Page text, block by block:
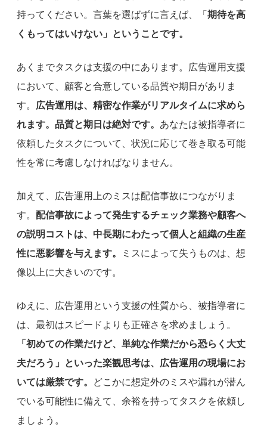
持ってください。言葉を選ばずに言えば、「 期待を高
くもってはいけない」ということです。
あくまでタスクは支援の中にあります。広告運用支援
において、顧客と合意している品質や期日がありま
す。 広告運用は、精密な作業がリアルタイムに求めら
れます。品質と期日は絶対です。 あなたは被指導者に
依頼したタスクについて、状況に応じて巻き取る可能
性を常に考慮しなければなりません。
加えて、広告運用上のミスは配信事故につながりま
す。 配信事故によって発生するチェック業務や顧客へ
の説明コストは、中長期にわたって個人と組織の生産
性に悪影響を与えます。
ミスによって失うものは、想
像以上に大きいのです。
ゆえに、広告運用という支援の性質から、被指導者に
は、最初はスピードよりも正確さを求めましょう。
「初めての作業だけど、単純な作業だから恐らく大丈
夫だろう」といった楽観思考は、広告運用の現場にお
いては厳禁です。
どこかに想定外のミスや漏れが潜ん
でいる可能性に備えて、余裕を持ってタスクを依頼し
ましょう。